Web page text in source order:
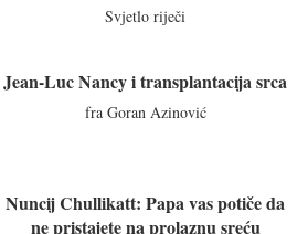
Svjetlo riječi
Jean-Luc Nancy i transplantacija srca
fra Goran Azinović
Nuncij Chullikatt: Papa vas potiče da
ne pristajete na prolaznu sreću